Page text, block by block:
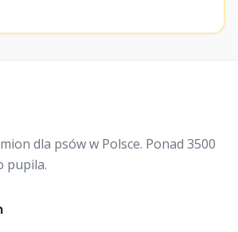
dla psów w Polsce. Ponad 3500
pupila.